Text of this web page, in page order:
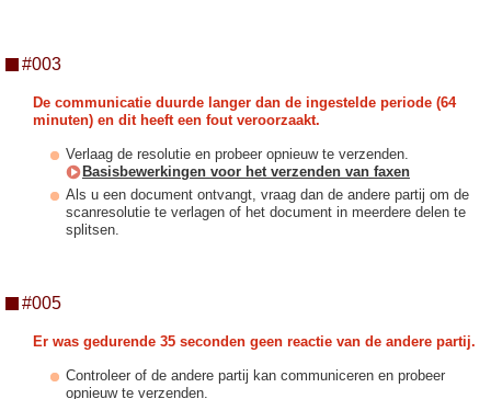
#003
De communicatie duurde langer dan de ingestelde periode (64
minuten) en dit heeft een fout veroorzaakt.
Verlaag de resolutie en probeer opnieuw te verzenden.
Basisbewerkingen voor het verzenden van faxen
Als u een document ontvangt, vraag dan de andere partij om de
scanresolutie te verlagen of het document in meerdere delen te
splitsen.
#005
Er was gedurende 35 seconden geen reactie van de andere partij.
Controleer of de andere partij kan communiceren en probeer
opnieuw te verzenden.